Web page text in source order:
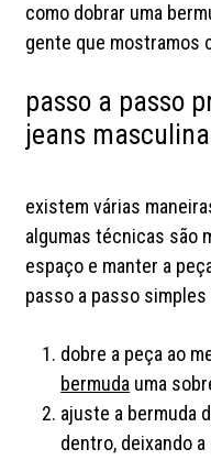
como dobrar uma
gente que mostramos
passo a passo
jeans masculina
existem várias
algumas técnicas são
espaço e manter a
passo a passo
dobre a peça ao
bermuda uma
ajuste a bermuda
dentro, deixando